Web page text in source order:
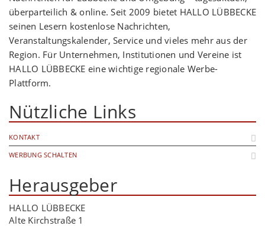
überparteilich & online. Seit 2009 bietet HALLO LÜBBECKE
seinen Lesern kostenlose Nachrichten,
Veranstaltungskalender, Service und vieles mehr aus der
Region. Für Unternehmen, Institutionen und Vereine ist
HALLO LÜBBECKE eine wichtige regionale Werbe-
Plattform.
Nützliche Links
KONTAKT
WERBUNG SCHALTEN
Herausgeber
HALLO LÜBBECKE
Alte Kirchstraße 1